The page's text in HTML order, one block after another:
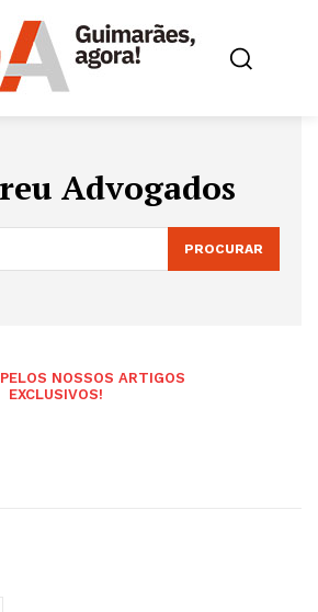
Advogados
PROCURAR
NOSSOS ARTIGOS
EXCLUSIVOS!